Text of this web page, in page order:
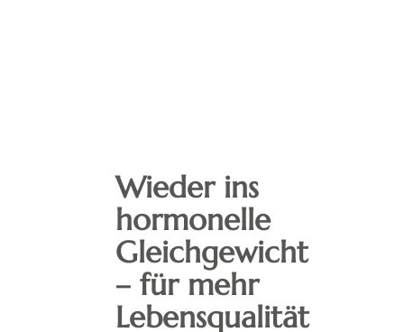
Wieder ins
hormonelle
Gleichgewicht
– für mehr
Lebensqualität